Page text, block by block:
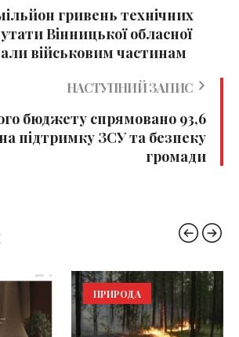
гривень технічних
Вінницької обласної
військовим частинам
НАСТУПНИЙ ЗАПИС
бюджету спрямовано 93,6
підтримку ЗСУ та безпеку
громади
ПРИРОДА